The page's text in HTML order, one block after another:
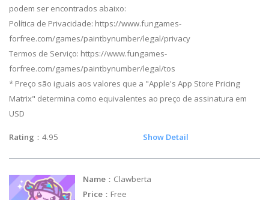
podem ser encontrados abaixo:
Política de Privacidade: https://www.fungames-
forfree.com/games/paintbynumber/legal/privacy
Termos de Serviço: https://www.fungames-
forfree.com/games/paintbynumber/legal/tos
* Preço são iguais aos valores que a "Apple's App Store Pricing
Matrix" determina como equivalentes ao preço de assinatura em
USD
Rating ：4.95 Show Detail
Name ：Clawberta
Price ：Free